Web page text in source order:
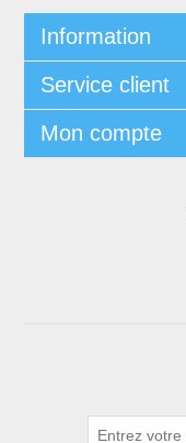
Information
Service client
Mon compte